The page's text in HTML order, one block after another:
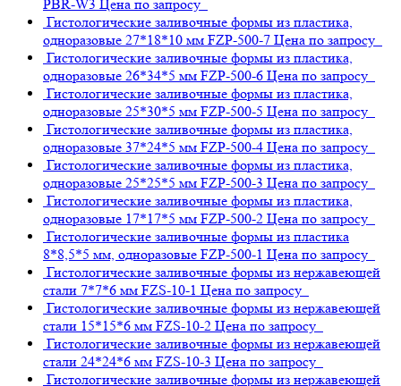
PBR-W3 Цена по запросу
Гистологические заливочные формы из пластика,
одноразовые 27*18*10 мм FZP-500-7 Цена по запросу
Гистологические заливочные формы из пластика,
одноразовые 26*34*5 мм FZP-500-6 Цена по запросу
Гистологические заливочные формы из пластика,
одноразовые 25*30*5 мм FZP-500-5 Цена по запросу
Гистологические заливочные формы из пластика,
одноразовые 37*24*5 мм FZP-500-4 Цена по запросу
Гистологические заливочные формы из пластика,
одноразовые 25*25*5 мм FZP-500-3 Цена по запросу
Гистологические заливочные формы из пластика,
одноразовые 17*17*5 мм FZP-500-2 Цена по запросу
Гистологические заливочные формы из пластика
8*8,5*5 мм, одноразовые FZP-500-1 Цена по запросу
Гистологические заливочные формы из нержавеющей
стали 7*7*6 мм FZS-10-1 Цена по запросу
Гистологические заливочные формы из нержавеющей
стали 15*15*6 мм FZS-10-2 Цена по запросу
Гистологические заливочные формы из нержавеющей
стали 24*24*6 мм FZS-10-3 Цена по запросу
Гистологические заливочные формы из нержавеющей